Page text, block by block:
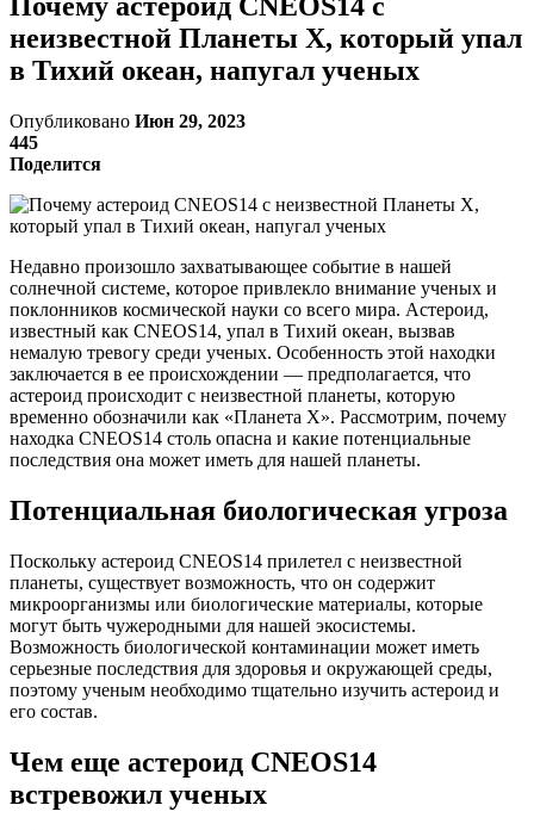
неизвестной Планеты Х, который упал
в Тихий океан, напугал ученых
Опубликовано Июн 29, 2023
445
Поделится
Недавно произошло захватывающее событие в нашей
солнечной системе, которое привлекло внимание ученых и
поклонников космической науки со всего мира. Астероид,
известный как CNEOS14, упал в Тихий океан, вызвав
немалую тревогу среди ученых. Особенность этой находки
заключается в ее происхождении — предполагается, что
астероид происходит с неизвестной планеты, которую
временно обозначили как «Планета Х». Рассмотрим, почему
находка CNEOS14 столь опасна и какие потенциальные
последствия она может иметь для нашей планеты.
Потенциальная биологическая угроза
Поскольку астероид CNEOS14 прилетел с неизвестной
планеты, существует возможность, что он содержит
микроорганизмы или биологические материалы, которые
могут быть чужеродными для нашей экосистемы.
Возможность биологической контаминации может иметь
серьезные последствия для здоровья и окружающей среды,
поэтому ученым необходимо тщательно изучить астероид и
его состав.
Чем еще астероид CNEOS14
встревожил ученых